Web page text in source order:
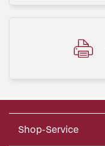
Shop-Service